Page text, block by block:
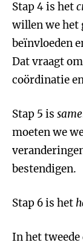
Stap 4 is het
willen we het
beïnvloeden
Dat vraagt
coördinatie
Stap 5 is
moeten we
bestendigen.
Stap 6 is het
In het tweede